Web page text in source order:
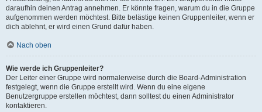
daraufhin deinen Antrag annehmen. Er könnte fragen, warum du in die Gruppe
aufgenommen werden möchtest. Bitte belästige keinen Gruppenleiter, wenn er
dich ablehnt, er wird einen Grund dafür haben.
Nach oben
Wie werde ich Gruppenleiter?
Der Leiter einer Gruppe wird normalerweise durch die Board-Administration
festgelegt, wenn die Gruppe erstellt wird. Wenn du eine eigene
Benutzergruppe erstellen möchtest, dann solltest du einen Administrator
kontaktieren.